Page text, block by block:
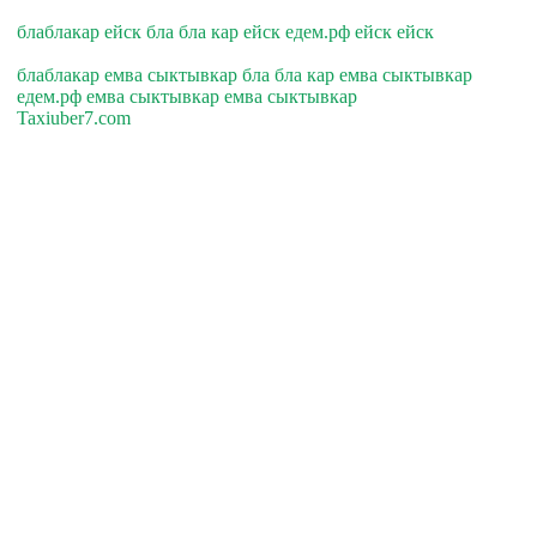
блаблакар ейск бла бла кар ейск едем.рф ейск ейск
блаблакар емва сыктывкар бла бла кар емва сыктывкар
едем.рф емва сыктывкар емва сыктывкар
Taxiuber7.com